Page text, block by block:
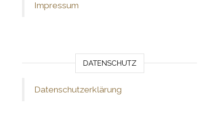
Impressum
DATENSCHUTZ
Datenschutzerklärung